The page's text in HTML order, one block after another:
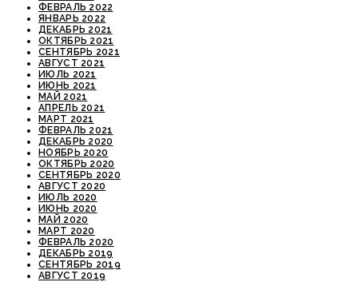
ФЕВРАЛЬ 2022
ЯНВАРЬ 2022
ДЕКАБРЬ 2021
ОКТЯБРЬ 2021
СЕНТЯБРЬ 2021
АВГУСТ 2021
ИЮЛЬ 2021
ИЮНЬ 2021
МАЙ 2021
АПРЕЛЬ 2021
МАРТ 2021
ФЕВРАЛЬ 2021
ДЕКАБРЬ 2020
НОЯБРЬ 2020
ОКТЯБРЬ 2020
СЕНТЯБРЬ 2020
АВГУСТ 2020
ИЮЛЬ 2020
ИЮНЬ 2020
МАЙ 2020
МАРТ 2020
ФЕВРАЛЬ 2020
ДЕКАБРЬ 2019
СЕНТЯБРЬ 2019
АВГУСТ 2019